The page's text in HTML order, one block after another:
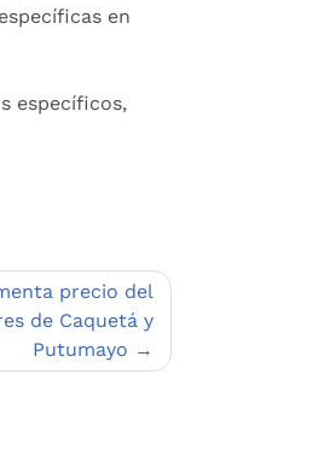
en
específicos,
precio del
de Caquetá y
Putumayo